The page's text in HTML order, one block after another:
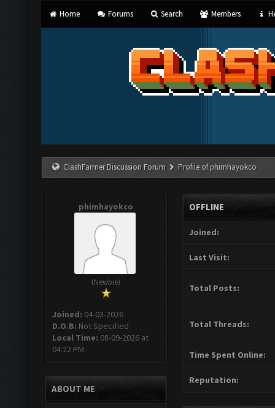
Home Forums Search Members
ClashFarmer Discussion Forum Profile of phimhayokco
phimhayokco
(Newbie)
Joined: 04-03-2026
D.O.B: Not Specified
Local Time: 08-09-2026 at
04:22 PM
ABOUT ME
OFFLINE
Joined:
Last Visit:
Total Posts:
Total Threads:
Time Spent Online:
Reputation: